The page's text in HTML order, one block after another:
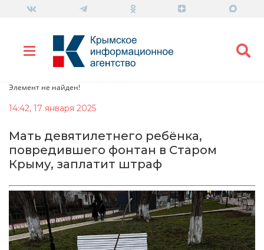
Элемент не найден!
14:42, 17 января 2025
Мать девятилетнего ребёнка,
повредившего фонтан в Старом
Крыму, заплатит штраф